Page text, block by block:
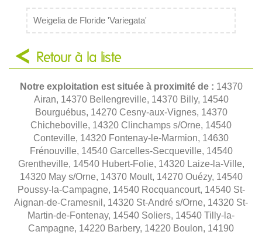
Weigelia de Floride 'Variegata'
Retour à la liste
Notre exploitation est située à proximité de : 14370
Airan, 14370 Bellengreville, 14370 Billy, 14540
Bourguébus, 14270 Cesny-aux-Vignes, 14370
Chicheboville, 14320 Clinchamps s/Orne, 14540
Conteville, 14320 Fontenay-le-Marmion, 14630
Frénouville, 14540 Garcelles-Secqueville, 14540
Grentheville, 14540 Hubert-Folie, 14320 Laize-la-Ville,
14320 May s/Orne, 14370 Moult, 14270 Ouézy, 14540
Poussy-la-Campagne, 14540 Rocquancourt, 14540 St-
Aignan-de-Cramesnil, 14320 St-André s/Orne, 14320 St-
Martin-de-Fontenay, 14540 Soliers, 14540 Tilly-la-
Campagne, 14220 Barbery, 14220 Boulon, 14190